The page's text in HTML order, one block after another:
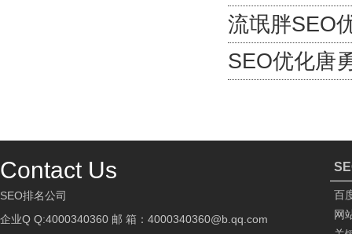
流氓胖SEO
SEO优化唐
Contact Us
SEO排名公司
企业Q Q:4000340360 邮 箱：4000340360@b.qq.com
百
网